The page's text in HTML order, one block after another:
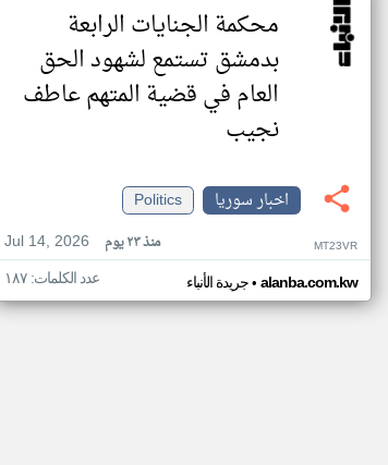
محكمة الجنايات الرابعة
بدمشق تستمع لشهود الحق
العام في قضية المتهم عاطف
نجيب
اخبار سوريا
Politics
Jul 14, 2026
منذ ٢٣ يوم MT23VR
جريدة الأنباء• alanba.com.kw عدد الكلمات: ١٨٧